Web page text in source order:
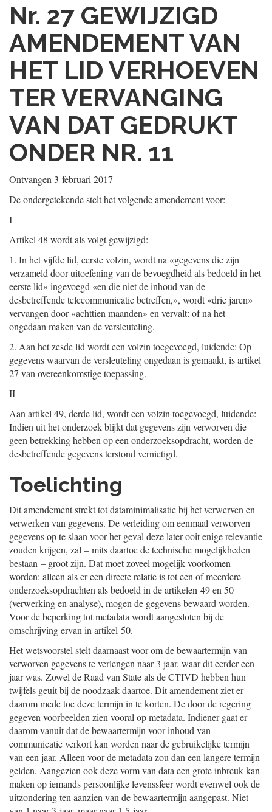
Nr. 27 GEWIJZIGD
AMENDEMENT VAN
HET LID VERHOEVEN
TER VERVANGING
VAN DAT GEDRUKT
ONDER NR. 11
Ontvangen 3 februari 2017
De ondergetekende stelt het volgende amendement voor:
I
Artikel 48 wordt als volgt gewijzigd:
1. In het vijfde lid, eerste volzin, wordt na «gegevens die zijn
verzameld door uitoefening van de bevoegdheid als bedoeld in het
eerste lid» ingevoegd «en die niet de inhoud van de
desbetreffende telecommunicatie betreffen,», wordt «drie jaren»
vervangen door «achttien maanden» en vervalt: of na het
ongedaan maken van de versleuteling.
2. Aan het zesde lid wordt een volzin toegevoegd, luidende: Op
gegevens waarvan de versleuteling ongedaan is gemaakt, is artikel
27 van overeenkomstige toepassing.
II
Aan artikel 49, derde lid, wordt een volzin toegevoegd, luidende:
Indien uit het onderzoek blijkt dat gegevens zijn verworven die
geen betrekking hebben op een onderzoeksopdracht, worden de
desbetreffende gegevens terstond vernietigd.
Toelichting
Dit amendement strekt tot dataminimalisatie bij het verwerven en
verwerken van gegevens. De verleiding om eenmaal verworven
gegevens op te slaan voor het geval deze later ooit enige relevantie
zouden krijgen, zal – mits daartoe de technische mogelijkheden
bestaan – groot zijn. Dat moet zoveel mogelijk voorkomen
worden: alleen als er een directe relatie is tot een of meerdere
onderzoeksopdrachten als bedoeld in de artikelen 49 en 50
(verwerking en analyse), mogen de gegevens bewaard worden.
Voor de beperking tot metadata wordt aangesloten bij de
omschrijving ervan in artikel 50.
Het wetsvoorstel stelt daarnaast voor om de bewaartermijn van
verworven gegevens te verlengen naar 3 jaar, waar dit eerder een
jaar was. Zowel de Raad van State als de CTIVD hebben hun
twijfels geuit bij de noodzaak daartoe. Dit amendement ziet er
daarom mede toe deze termijn in te korten. De door de regering
gegeven voorbeelden zien vooral op metadata. Indiener gaat er
daarom vanuit dat de bewaartermijn voor inhoud van
communicatie verkort kan worden naar de gebruikelijke termijn
van een jaar. Alleen voor de metadata zou dan een langere termijn
gelden. Aangezien ook deze vorm van data een grote inbreuk kan
maken op iemands persoonlijke levenssfeer wordt evenwel ook de
uitzondering ten aanzien van de bewaartermijn aangepast. Niet